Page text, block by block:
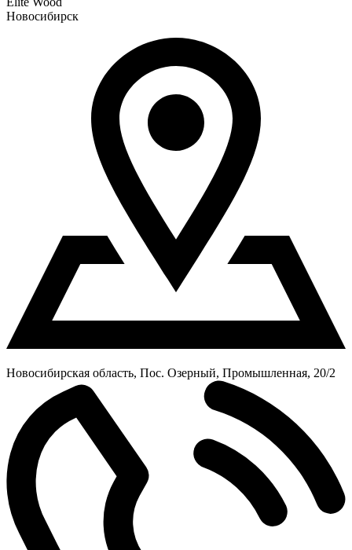
Новосибирск
Новосибирская область, Пос. Озерный, Промышленная, 20/2